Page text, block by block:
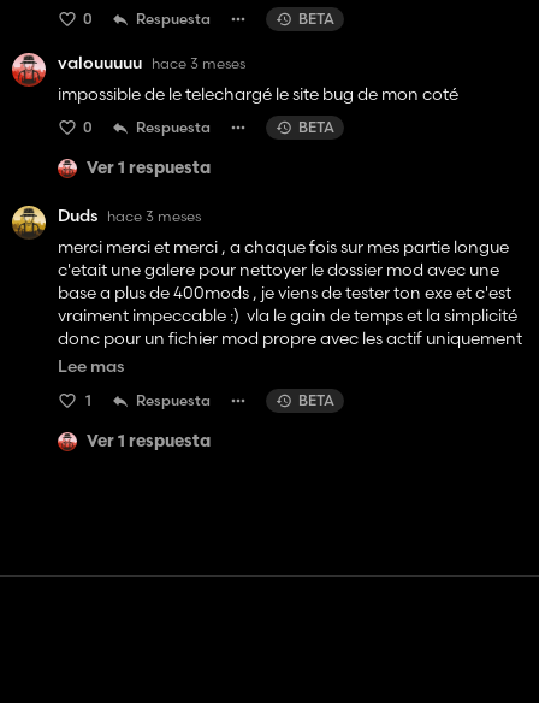
0 Respuesta BETA
valouuuuu hace 3 meses
impossible de le telechargé le site bug de mon coté
0 Respuesta BETA
Ver 1 respuesta
Duds hace 3 meses
merci merci et merci , a chaque fois sur mes partie longue
c'etait une galere pour nettoyer le dossier mod avec une
base a plus de 400mods , je viens de tester ton exe et c'est
vraiment impeccable :) vla le gain de temps et la simplicité
donc pour un fichier mod propre avec les actif uniquement
, juste windows defender qui detecte l'outil comme
potentiellement malveillant mais sinon RAS , merci pour
cet outil qui simplifie la vie sur les longue sessions RP pour
ma part :)
Lee mas
1 Respuesta BETA
Ver 1 respuesta